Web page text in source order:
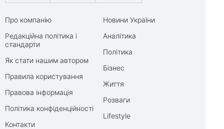
Про компанію
Редакційна політика і
стандарти
Як стати нашим автором
Правила користування
Правова інформація
Політика конфіденційності
Контакти
Новини України
Аналітика
Політика
Бізнес
Життя
Розваги
Lifestyle